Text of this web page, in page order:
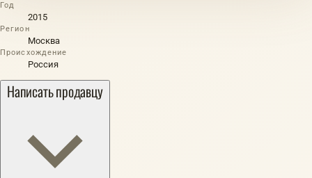
Год
2015
Регион
Москва
Происхождение
Россия
Написать продавцу